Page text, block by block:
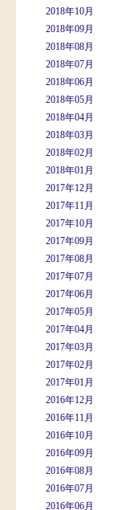
2018年10月
2018年09月
2018年08月
2018年07月
2018年06月
2018年05月
2018年04月
2018年03月
2018年02月
2018年01月
2017年12月
2017年11月
2017年10月
2017年09月
2017年08月
2017年07月
2017年06月
2017年05月
2017年04月
2017年03月
2017年02月
2017年01月
2016年12月
2016年11月
2016年10月
2016年09月
2016年08月
2016年07月
2016年06月